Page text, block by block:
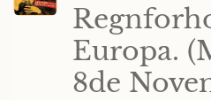
Europa.
8de